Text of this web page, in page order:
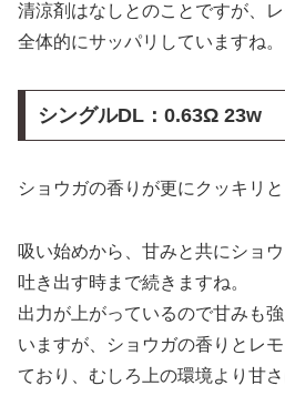
清涼剤はなしとのことですが、
全体的にサッパリしていますね。
シングルDL： 0.63Ω 23w
ショウガの香りが更にクッキリと
吸い始めから、甘みと共にショ
吐き出す時まで続きますね。
出力が上がっているので甘みも
いますが、ショウガの香りとレ
ており、むしろ上の環境より甘